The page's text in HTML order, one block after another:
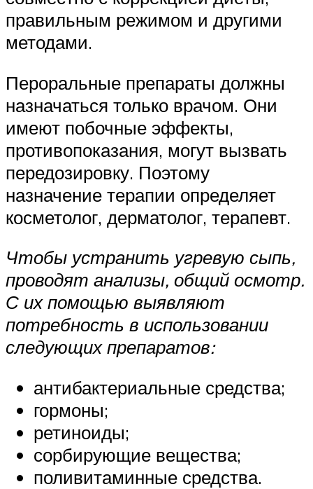
правильным режимом и другими
методами.
Пероральные препараты должны
назначаться только врачом. Они
имеют побочные эффекты,
противопоказания, могут вызвать
передозировку. Поэтому
назначение терапии определяет
косметолог, дерматолог, терапевт.
Чтобы устранить угревую сыпь,
проводят анализы, общий осмотр.
С их помощью выявляют
потребность в использовании
следующих препаратов:
антибактериальные средства;
гормоны;
ретиноиды;
сорбирующие вещества;
поливитаминные средства.